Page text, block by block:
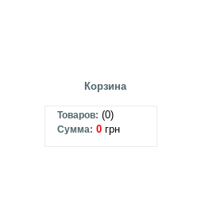
Корзина
Товаров: (0)
Сумма: 0 грн